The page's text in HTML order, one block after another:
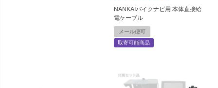
NANKAIバイクナビ用 本体直接給
電ケーブル
メール便可
取寄可能商品